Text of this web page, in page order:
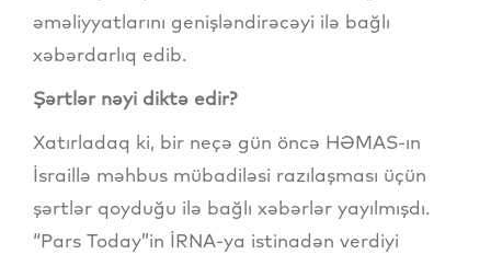
əməliyyatlarını genişləndirəcəyi ilə bağlı
xəbərdarlıq edib.
Şərtlər nəyi diktə edir?
Xatırladaq ki, bir neçə gün öncə HƏMAS-ın
İsraillə məhbus mübadiləsi razılaşması üçün
şərtlər qoyduğu ilə bağlı xəbərlər yayılmışdı.
“Pars Today”in İRNA-ya istinadən verdiyi